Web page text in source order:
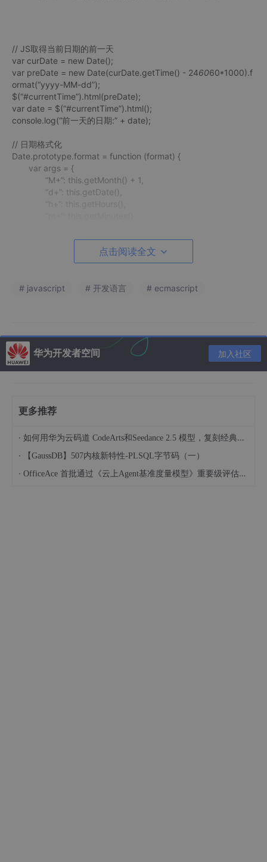
// JS取得当前日期的前一天
var curDate = new Date();
var preDate = new Date(curDate.getTime() - 246060*1000).f
ormat(“yyyy-MM-dd”);
$(“#currentTime”).html(preDate);
var date = $(“#currentTime”).html();
console.log(“前一天的日期:” + date);
// 日期格式化
Date.prototype.format = function (format) {
var args = {
“M+”: this.getMonth() + 1,
“d+”: this.getDate(),
“q+”: Math.floor((this.getMonth() + 3) / 3), //quarter
“S”: this.getMilliseconds()
(this.getFullYear() + “”).substr(4 - RegExp.$1.length));
mat.replace(RegExp.$1, RegExp.$1.length == 1 ? n : (“00” +
n).substr((“” + n).length));
}
return format;
点击阅读全文
# javascript # 开发语言 # ecmascript
华为开发者空间 加入社区
更多推荐
· 如何用华为云码道 CodeArts和Seedance 2.5 模型，复刻经典画作名场面
· 【GaussDB】507内核新特性-PLSQL字节码（一）
· OfficeAce 首批通过《云上Agent基准度量模型》重要级评估，定义智能体可信新标杆